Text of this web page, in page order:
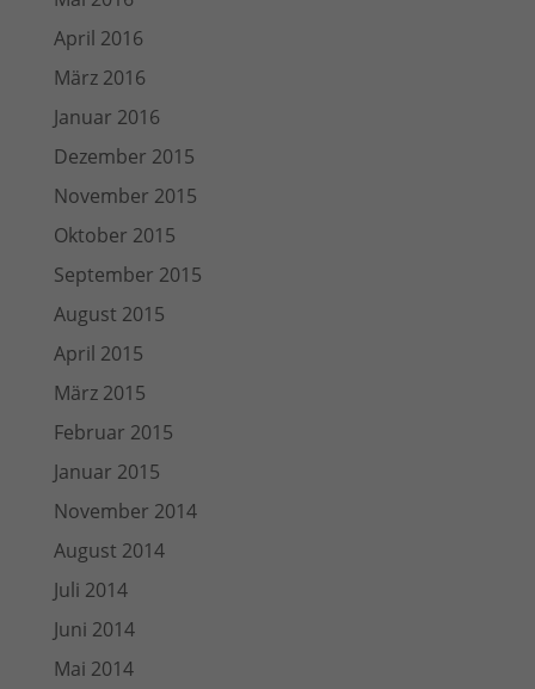
April 2016
März 2016
Januar 2016
Dezember 2015
November 2015
Oktober 2015
September 2015
August 2015
April 2015
März 2015
Februar 2015
Januar 2015
November 2014
August 2014
Juli 2014
Juni 2014
Mai 2014